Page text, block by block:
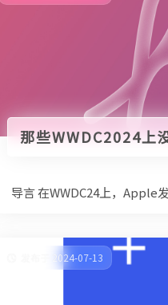
那些WWDC2024上
导言 在WWDC24上，Apple
发布于 2024-07-13